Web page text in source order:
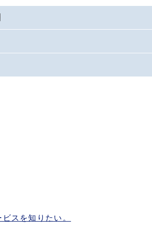
スを知りたい。